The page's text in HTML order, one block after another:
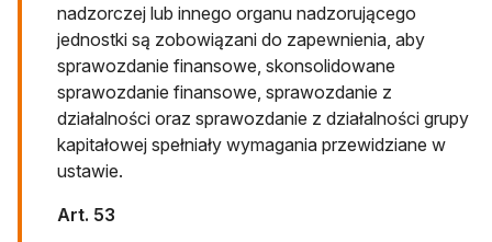
nadzorczej lub innego organu nadzorującego
jednostki są zobowiązani do zapewnienia, aby
sprawozdanie finansowe, skonsolidowane
sprawozdanie finansowe, sprawozdanie z
działalności oraz sprawozdanie z działalności grupy
kapitałowej spełniały wymagania przewidziane w
ustawie.
Art. 53